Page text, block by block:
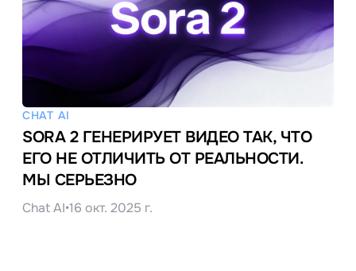
CHAT AI
SORA 2 ГЕНЕРИРУЕТ ВИДЕО ТАК, ЧТО
ЕГО НЕ ОТЛИЧИТЬ ОТ РЕАЛЬНОСТИ.
МЫ СЕРЬЕЗНО
Chat AI•16 окт. 2025 г.